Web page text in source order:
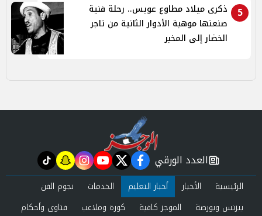
5
ذكرى ميلاد مطاوع عويس.. رحلة فنية
صنعتها موهبة الأدوار الثانية من تاجر
الخضار إلى المخبر
newspaper
العدد الورقي facebook
twitter
youtube
instagram
snapchat
tiktok
الرئيسية الأخبار أخبار التعليم الخدمات
نجوم الفن
بيزنس وبورصة
الموجز كافية كورة وملاعب فتاوى وأحكام